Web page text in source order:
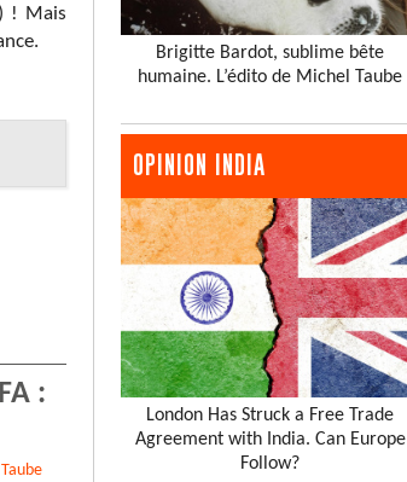
! Mais
:
Taube
Brigitte Bardot, sublime bête
humaine. L’édito de Michel Taube
OPINION INDIA
London Has Struck a Free Trade
Agreement with India. Can Europe
Follow?